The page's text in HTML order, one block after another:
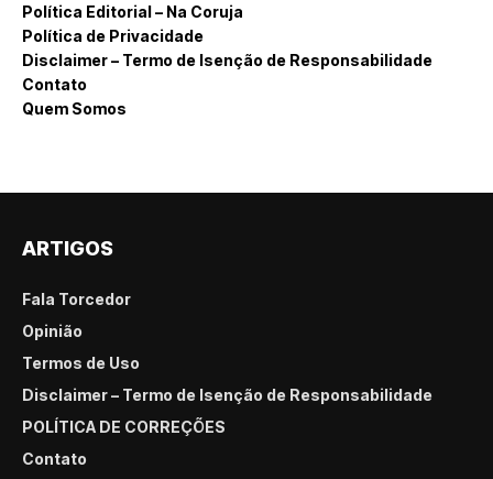
Política Editorial – Na Coruja
Política de Privacidade
Disclaimer – Termo de Isenção de Responsabilidade
Contato
Quem Somos
ARTIGOS
Fala Torcedor
Opinião
Termos de Uso
Disclaimer – Termo de Isenção de Responsabilidade
POLÍTICA DE CORREÇÕES
Contato